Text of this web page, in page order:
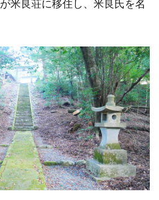
米良荘に移住し、米良氏を名